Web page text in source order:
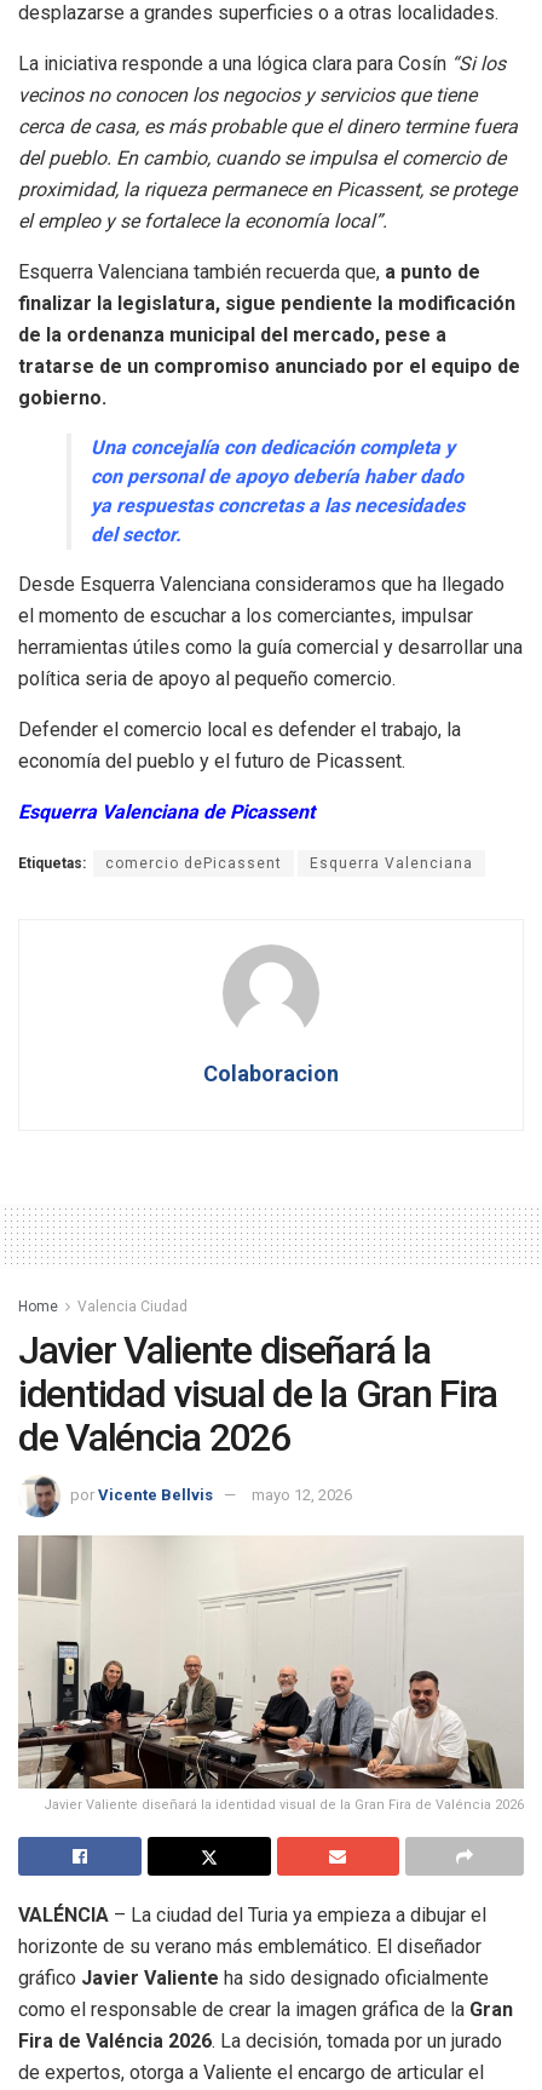
desplazarse a grandes superficies o a otras localidades.
La iniciativa responde a una lógica clara para Cosín “Si los
vecinos no conocen los negocios y servicios que tiene
cerca de casa, es más probable que el dinero termine fuera
del pueblo. En cambio, cuando se impulsa el comercio de
proximidad, la riqueza permanece en Picassent, se protege
el empleo y se fortalece la economía local”.
Esquerra Valenciana también recuerda que, a punto de
finalizar la legislatura, sigue pendiente la modificación
de la ordenanza municipal del mercado, pese a
tratarse de un compromiso anunciado por el equipo de
gobierno.
Una concejalía con dedicación completa y
con personal de apoyo debería haber dado
ya respuestas concretas a las necesidades
del sector.
Desde Esquerra Valenciana consideramos que ha llegado
el momento de escuchar a los comerciantes, impulsar
herramientas útiles como la guía comercial y desarrollar una
política seria de apoyo al pequeño comercio.
Defender el comercio local es defender el trabajo, la
economía del pueblo y el futuro de Picassent.
Esquerra Valenciana de Picassent
Etiquetas: comercio dePicassent Esquerra Valenciana
Colaboracion
Home Valencia Ciudad
Javier Valiente diseñará la
identidad visual de la Gran Fira
de Valéncia 2026
por Vicente Bellvis mayo 12, 2026
Javier Valiente diseñará la identidad visual de la Gran Fira de Valéncia 2026
VALÉNCIA – La ciudad del Turia ya empieza a dibujar el
horizonte de su verano más emblemático. El diseñador
gráfico Javier Valiente ha sido designado oficialmente
como el responsable de crear la imagen gráfica de la Gran
Fira de Valéncia 2026. La decisión, tomada por un jurado
de expertos, otorga a Valiente el encargo de articular el